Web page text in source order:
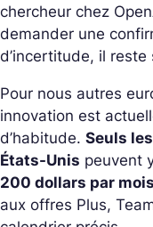
chercheur chez
demander une
d’incertitude, il
Pour nous autres
innovation est
d’habitude. Seuls
États-Unis peuvent
200 dollars par mois
aux offres Plus,